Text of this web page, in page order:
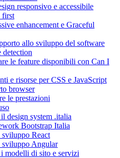
responsivo e accessibile
first
enhancement e Graceful
allo sviluppo del software
detection
le feature disponibili con Can I
e risorse per CSS e JavaScript
browser
le prestazioni
design system .italia
Bootstrap Italia
React
Angular
modelli di sito e servizi